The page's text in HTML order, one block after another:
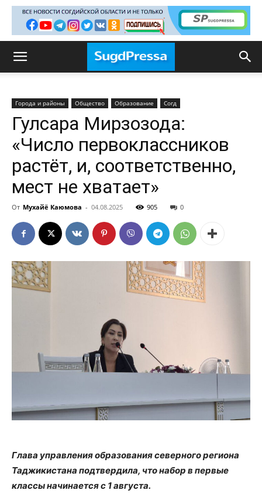
Города и районы Общество Образование Согд
Гулсара Мирзозода:
«Число первоклассников
растёт, и, соответственно,
мест не хватает»
От Мухайё Каюмова - 04.08.2025 905 0
Глава управления образования северного региона
Таджикистана подтвердила, что набор в первые
классы начинается с 1 августа.